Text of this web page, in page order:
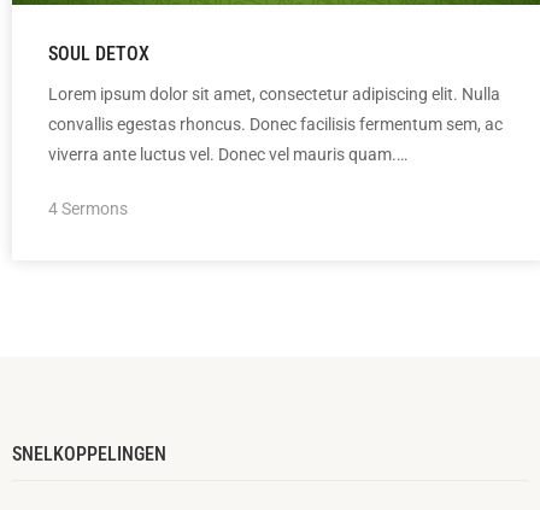
SOUL DETOX
Lorem ipsum dolor sit amet, consectetur adipiscing elit. Nulla
convallis egestas rhoncus. Donec facilisis fermentum sem, ac
viverra ante luctus vel. Donec vel mauris quam.…
4 Sermons
SNELKOPPELINGEN